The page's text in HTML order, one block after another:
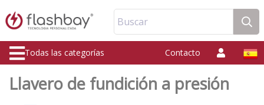
Buscar
Todas las categorías Contacto
Llavero de fundición a presión